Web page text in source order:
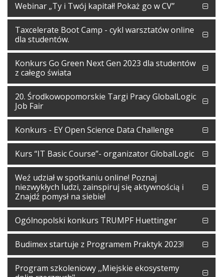
Webinar „Ty i Twój kapitał! Pokaż go w CV”
Taxcelerate Boot Camp - cykl warsztatów online
dla studentów.
Konkurs Go Green Next Gen 2023 dla studentów
z całego świata
20. Środkowopomorskie Targi Pracy GlobalLogic
Job Fair
Konkurs - EY Open Science Data Challenge
Kurs “IT Basic Course”- organizator GlobalLogic
Weź udział w spotkaniu online! Poznaj
niezwykłych ludzi, zainspiruj się aktywnością i
Znajdź pomysł na siebie!
Ogólnopolski konkurs TRUMPF Huettinger
Budimex startuje z Programem Praktyk 2023!
Program szkoleniowy ,,Miejskie ekosystemy